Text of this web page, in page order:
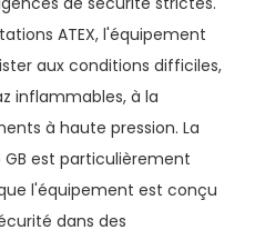
ATEX, l'équipement
aux conditions difficiles,
inflammables, à la
à haute pression. La
GB est particulièrement
l'équipement est conçu
dans des